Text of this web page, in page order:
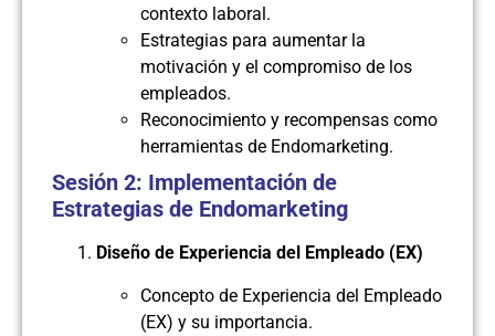
contexto laboral.
Estrategias para aumentar la
motivación y el compromiso de los
empleados.
Reconocimiento y recompensas como
herramientas de Endomarketing.
Sesión 2: Implementación de
Estrategias de Endomarketing
Diseño de Experiencia del Empleado (EX)
Concepto de Experiencia del Empleado
(EX) y su importancia.